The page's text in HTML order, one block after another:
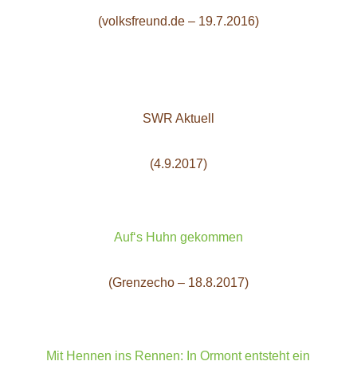
(volksfreund.de – 19.7.2016)
SWR Aktuell
(4.9.2017)
Auf‘s Huhn gekommen
(Grenzecho – 18.8.2017)
Mit Hennen ins Rennen: In Ormont entsteht ein